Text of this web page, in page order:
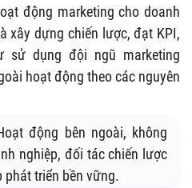
động marketing cho doanh
xây dựng chiến lược, đạt KPI,
dụng đội ngũ marketing
hoạt động theo các nguyên
động bên ngoài, không
nghiệp, đối tác chiến lược
phát triển bền vững.